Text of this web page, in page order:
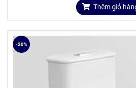
Thêm giỏ
-20%